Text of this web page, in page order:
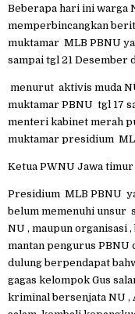
Beberapa hari ini warga
memperbincangkan
muktamar MLB PBNU
sampai tgl 21 Desember
menurut aktivis muda
muktamar PBNU tgl 17
menteri kabinet merah
muktamar presidium
Ketua PWNU Jawa
Presidium MLB PBNU
belum memenuhi unsur
NU , maupun organisasi
mantan pengurus PBNU
dulung berpendapat
gagas kelompok Gus
kriminal bersenjata NU ,